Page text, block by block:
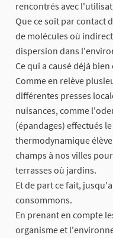
rencontrés avec
Que ce soit par contact
de molécules où
dispersion dans
Ce qui a causé déjà
Comme en relève
différentes presses
nuisances, comme
(épandages) effectués
thermodynamique
champs à nos villes
terrasses où jardins.
Et de part ce fait,
consommons.
En prenant en compte
organisme et